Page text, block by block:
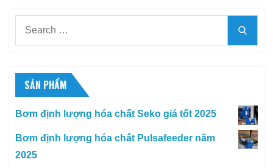
SẢN PHẨM
Bơm định lượng hóa chất Seko giá tốt 2025
Bơm định lượng hóa chất Pulsafeeder năm
2025